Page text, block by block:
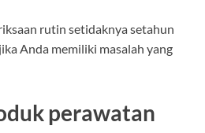
rutin setidaknya setahun
Anda memiliki masalah yang
perawatan